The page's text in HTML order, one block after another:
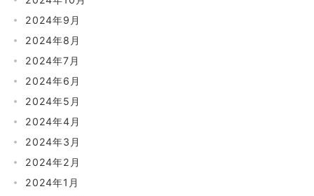
2024年9月
2024年8月
2024年7月
2024年6月
2024年5月
2024年4月
2024年3月
2024年2月
2024年1月